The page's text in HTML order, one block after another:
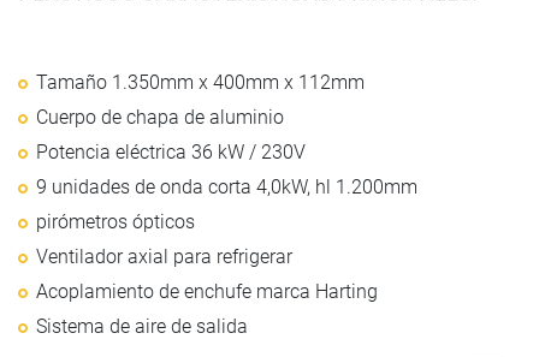
Tamaño 1.350mm x 400mm x 112mm
Cuerpo de chapa de aluminio
Potencia eléctrica 36 kW / 230V
9 unidades de onda corta 4,0kW, hl 1.200mm
pirómetros ópticos
Ventilador axial para refrigerar
Acoplamiento de enchufe marca Harting
Sistema de aire de salida